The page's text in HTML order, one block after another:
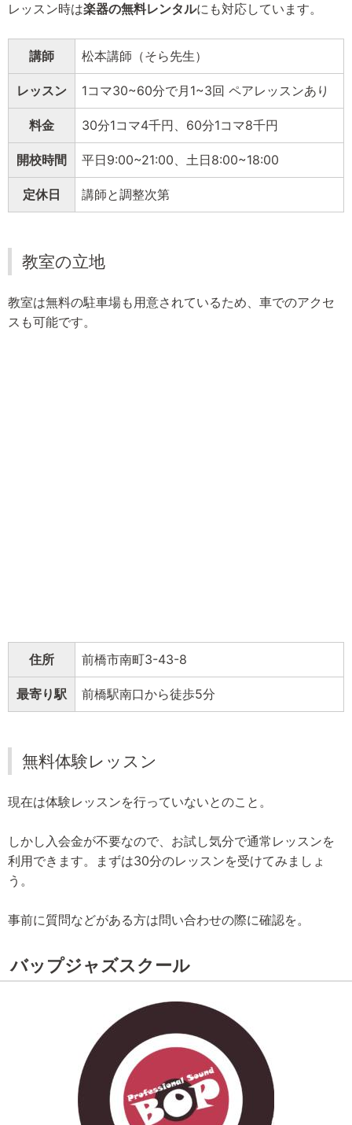
レッスン時は楽器の無料レンタルにも対応しています。
講師 松本講師（そら先生）
レッスン 1コマ30~60分で月1~3回 ペアレッスンあり
料金 30分1コマ4千円、60分1コマ8千円
開校時間 平日9:00~21:00、土日8:00~18:00
定休日 講師と調整次第
教室の立地
教室は無料の駐車場も用意されているため、車でのアクセ
スも可能です。
住所 前橋市南町3-43-8
最寄り駅 前橋駅南口から徒歩5分
無料体験レッスン
現在は体験レッスンを行っていないとのこと。
しかし入会金が不要なので、お試し気分で通常レッスンを
利用できます。まずは30分のレッスンを受けてみましょ
う。
事前に質問などがある方は問い合わせの際に確認を。
バップジャズスクール